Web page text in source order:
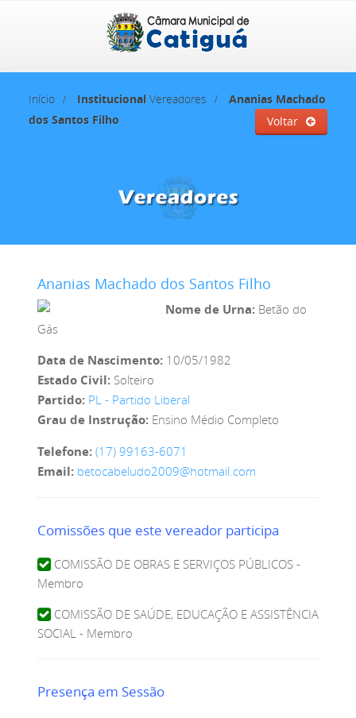
Início Institucional Vereadores
Ananias Machado
dos Santos Filho
Voltar
Ananias Machado dos Santos Filho
Nome de Urna:Betão do
Gás
Data de Nascimento:10/05/1982
Estado Civil:Solteiro
Partido: PL - Partido Liberal
Grau de Instrução:Ensino Médio Completo
Telefone: (17) 99163-6071
Email: betocabeludo2009@hotmail.com
Comissões que este vereador participa
COMISSÃO DE OBRAS E SERVIÇOS PÚBLICOS -
Membro
COMISSÃO DE SAÚDE, EDUCAÇÃO E ASSISTÊNCIA
SOCIAL - Membro
Presença em Sessão